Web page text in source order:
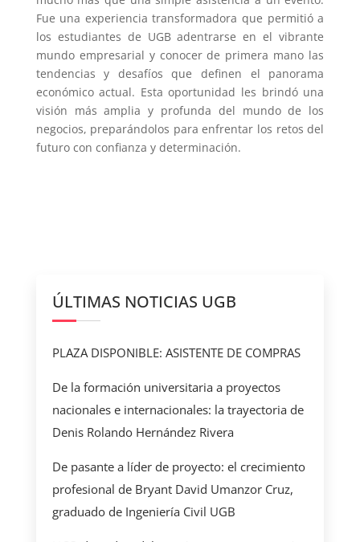
Fue una experiencia transformadora que permitió a
los estudiantes de UGB adentrarse en el vibrante
mundo empresarial y conocer de primera mano las
tendencias y desafíos que definen el panorama
económico actual. Esta oportunidad les brindó una
visión más amplia y profunda del mundo de los
negocios, preparándolos para enfrentar los retos del
futuro con confianza y determinación.
ÚLTIMAS NOTICIAS UGB
PLAZA DISPONIBLE: ASISTENTE DE COMPRAS
De la formación universitaria a proyectos
nacionales e internacionales: la trayectoria de
Denis Rolando Hernández Rivera
De pasante a líder de proyecto: el crecimiento
profesional de Bryant David Umanzor Cruz,
graduado de Ingeniería Civil UGB